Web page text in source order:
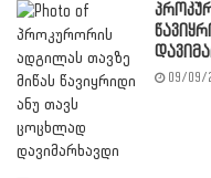
09/09/